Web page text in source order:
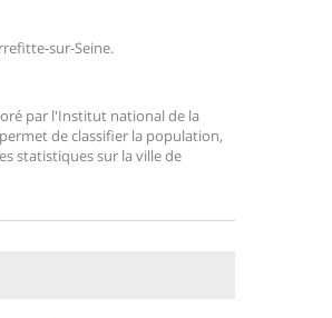
sur-Seine.
par l'Institut national de la
de classifier la population,
statistiques sur la ville de